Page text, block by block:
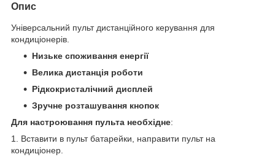
Опис
Універсальний пульт дистанційного керування для
кондиціонерів.
Низьке споживання енергії
Велика дистанція роботи
Рідкокристалічний дисплей
Зручне розташування кнопок
Для настроювання пульта необхідне:
1. Вставити в пульт батарейки, направити пульт на
кондиціонер.